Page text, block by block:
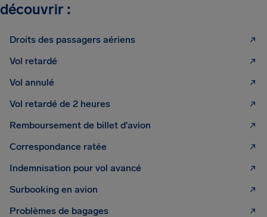
découvrir :
Droits des passagers aériens
Vol retardé
Vol annulé
Vol retardé de 2 heures
Remboursement de billet d'avion
Correspondance ratée
Indemnisation pour vol avancé
Surbooking en avion
Problèmes de bagages